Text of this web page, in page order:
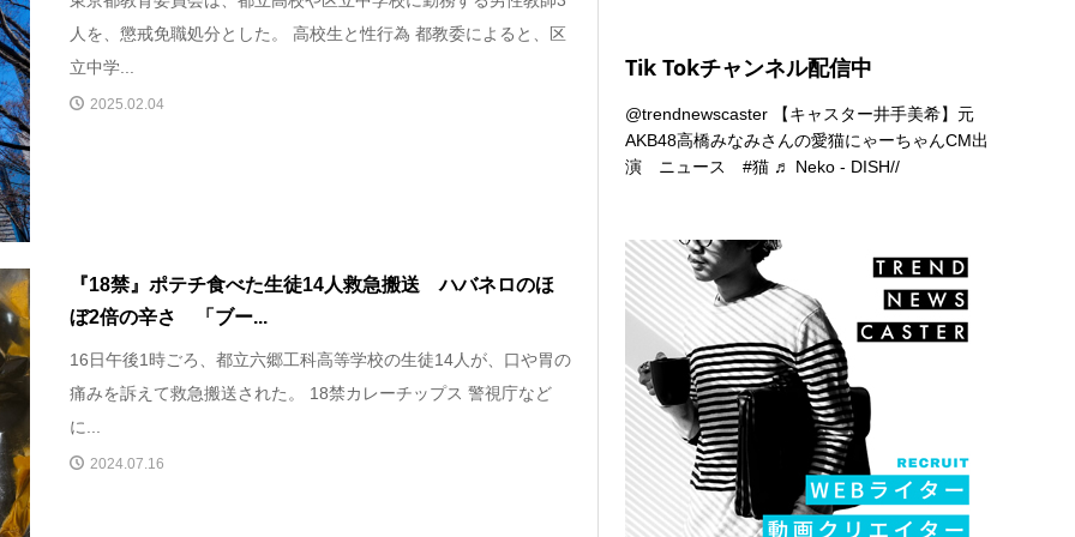
人を、懲戒免職処分とした。 高校生と性行為 都教委によると、区
立中学...
2025.02.04
『18禁』ポテチ食べた生徒14人救急搬送 ハバネロのほ
ぼ2倍の辛さ 「ブー...
16日午後1時ごろ、都立六郷工科高等学校の生徒14人が、口や胃の
痛みを訴えて救急搬送された。 18禁カレーチップス 警視庁など
に...
2024.07.16
Tik Tokチャンネル配信中
@trendnewscaster 【キャスター井手美希】元
AKB48高橋みなみさんの愛猫にゃーちゃんCM出
演 ニュース#猫 ♬ Neko - DISH//